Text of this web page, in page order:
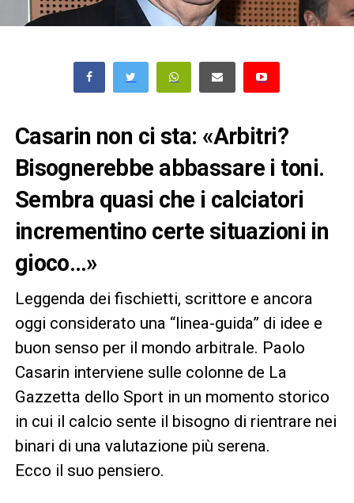
Casarin non ci sta: «Arbitri?
Bisognerebbe abbassare i toni.
Sembra quasi che i calciatori
incrementino certe situazioni in
gioco…»
Leggenda dei fischietti, scrittore e ancora
oggi considerato una “linea-guida” di idee e
buon senso per il mondo arbitrale. Paolo
Casarin interviene sulle colonne de La
Gazzetta dello Sport in un momento storico
in cui il calcio sente il bisogno di rientrare nei
binari di una valutazione più serena.
Ecco il suo pensiero.